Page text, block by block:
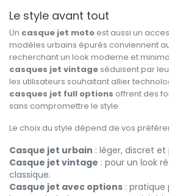
Le style avant tout
Un casque jet moto est aussi un
modèles urbains épurés conviennent
recherchant un look moderne et
casques jet vintage séduisent par
les utilisateurs souhaitant allier
casques jet full options offrent des
sans compromettre le style.
Le choix du style dépend de vos
Casque jet urbain : léger, discret
Casque jet vintage : pour un look
classique.
Casque jet avec options : pratique